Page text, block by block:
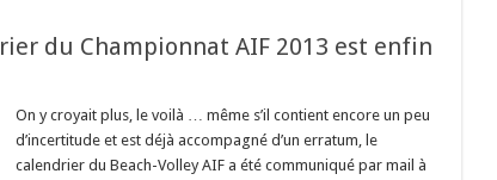
du Championnat AIF 2013 est enfin
On y croyait plus, le voilà … même s’il contient encore un peu
d’incertitude et est déjà accompagné d’un erratum, le
calendrier du Beach-Volley AIF a été communiqué par mail à